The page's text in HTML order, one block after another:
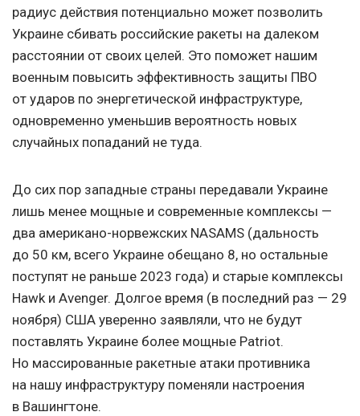
радиус действия потенциально может позволить
Украине сбивать российские ракеты на далеком
расстоянии от своих целей. Это поможет нашим
военным повысить эффективность защиты ПВО
от ударов по энергетической инфраструктуре,
одновременно уменьшив вероятность новых
случайных попаданий не туда.
До сих пор западные страны передавали Украине
лишь менее мощные и современные комплексы —
два американо-норвежских NASAMS (дальность
до 50 км, всего Украине обещано 8, но остальные
поступят не раньше 2023 года) и старые комплексы
Hawk и Avenger. Долгое время (в последний раз — 29
ноября) США уверенно заявляли, что не будут
поставлять Украине более мощные Patriot.
Но массированные ракетные атаки противника
на нашу инфраструктуру поменяли настроения
в Вашингтоне.